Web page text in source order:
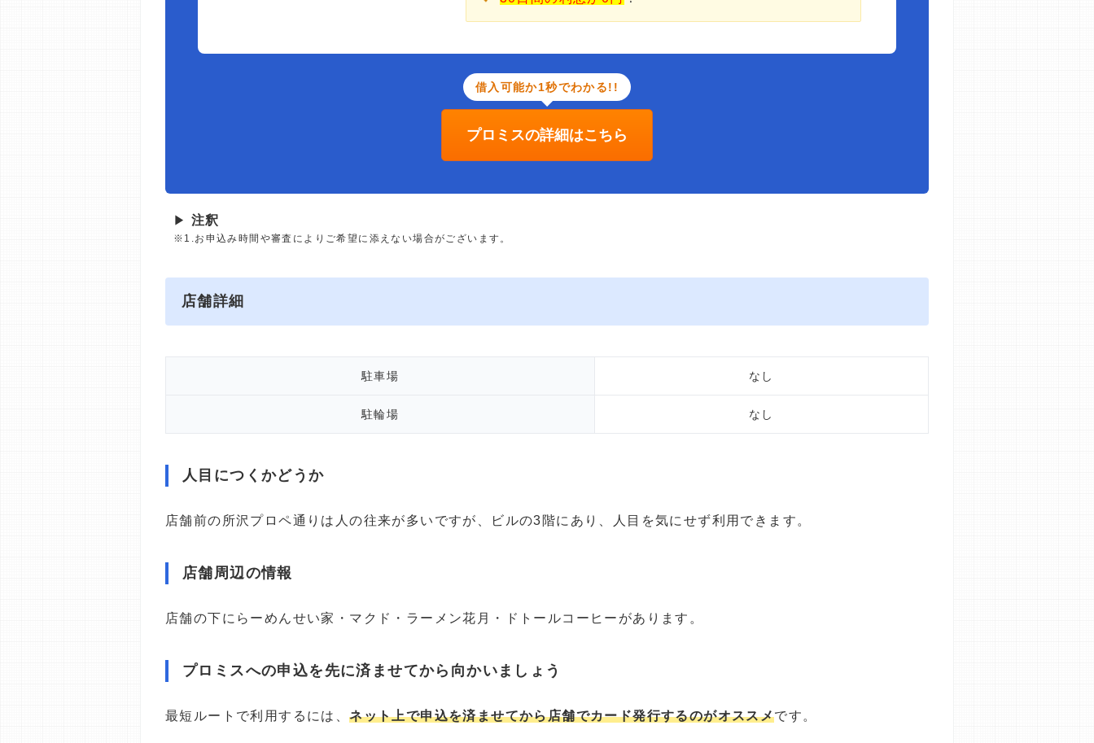
借入可能か1秒でわかる!!
プロミスの詳細はこちら
▶ 注釈
※1.お申込み時間や審査によりご希望に添えない場合がございます。
店舗詳細
駐車場 なし
駐輪場 なし
人目につくかどうか
店舗前の所沢プロペ通りは人の往来が多いですが、ビルの3階にあり、人目を気にせず利用できます。
店舗周辺の情報
店舗の下にらーめんせい家・マクド・ラーメン花月・ドトールコーヒーがあります。
プロミスへの申込を先に済ませてから向かいましょう
最短ルートで利用するには、ネット上で申込を済ませてから店舗でカード発行するのがオススメです。